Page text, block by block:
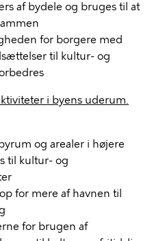
af bydele og bruges til at
for borgere med
til kultur- og
i byens uderum.
og arealer i højere
til kultur- og
for mere af havnen til
for brugen af